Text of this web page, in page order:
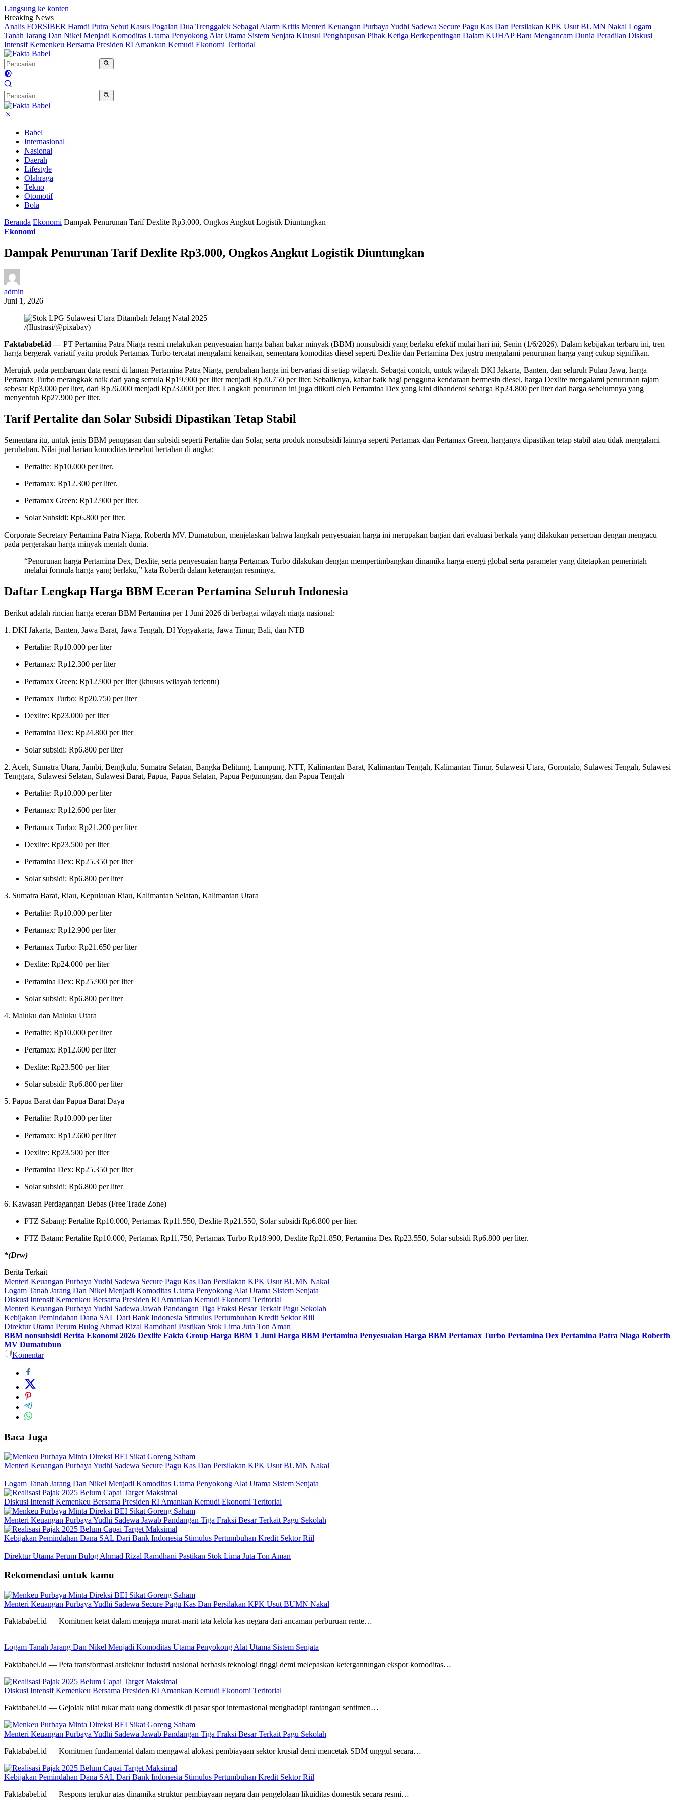
Langsung ke konten
Breaking News
Analis FORSIBER Hamdi Putra Sebut Kasus Pogalan Dua Trenggalek Sebagai Alarm Kritis Menteri Keuangan Purbaya Yudhi Sadewa Secure Pagu Kas Dan Persilakan KPK Usut BUMN Nakal Logam
Tanah Jarang Dan Nikel Menjadi Komoditas Utama Penyokong Alat Utama Sistem Senjata Klausul Penghapusan Pihak Ketiga Berkepentingan Dalam KUHAP Baru Mengancam Dunia Peradilan Diskusi
Intensif Kemenkeu Bersama Presiden RI Amankan Kemudi Ekonomi Teritorial
Babel
Internasional
Nasional
Daerah
Lifestyle
Olahraga
Tekno
Otomotif
Bola
Beranda Ekonomi Dampak Penurunan Tarif Dexlite Rp3.000, Ongkos Angkut Logistik Diuntungkan
Ekonomi
Dampak Penurunan Tarif Dexlite Rp3.000, Ongkos Angkut Logistik Diuntungkan
admin
Juni 1, 2026
/(Ilustrasi/@pixabay)
Faktababel.id —PT Pertamina Patra Niaga resmi melakukan penyesuaian harga bahan bakar minyak (BBM) nonsubsidi yang berlaku efektif mulai hari ini, Senin (1/6/2026). Dalam kebijakan terbaru ini, tren
harga bergerak variatif yaitu produk Pertamax Turbo tercatat mengalami kenaikan, sementara komoditas diesel seperti Dexlite dan Pertamina Dex justru mengalami penurunan harga yang cukup signifikan.
Merujuk pada pembaruan data resmi di laman Pertamina Patra Niaga, perubahan harga ini bervariasi di setiap wilayah. Sebagai contoh, untuk wilayah DKI Jakarta, Banten, dan seluruh Pulau Jawa, harga
Pertamax Turbo merangkak naik dari yang semula Rp19.900 per liter menjadi Rp20.750 per liter. Sebaliknya, kabar baik bagi pengguna kendaraan bermesin diesel, harga Dexlite mengalami penurunan tajam
sebesar Rp3.000 per liter, dari Rp26.000 menjadi Rp23.000 per liter. Langkah penurunan ini juga diikuti oleh Pertamina Dex yang kini dibanderol seharga Rp24.800 per liter dari harga sebelumnya yang
menyentuh Rp27.900 per liter.
Tarif Pertalite dan Solar Subsidi Dipastikan Tetap Stabil
Sementara itu, untuk jenis BBM penugasan dan subsidi seperti Pertalite dan Solar, serta produk nonsubsidi lainnya seperti Pertamax dan Pertamax Green, harganya dipastikan tetap stabil atau tidak mengalami
perubahan. Nilai jual harian komoditas tersebut bertahan di angka:
Pertalite: Rp10.000 per liter.
Pertamax: Rp12.300 per liter.
Pertamax Green: Rp12.900 per liter.
Solar Subsidi: Rp6.800 per liter.
Corporate Secretary Pertamina Patra Niaga, Roberth MV. Dumatubun, menjelaskan bahwa langkah penyesuaian harga ini merupakan bagian dari evaluasi berkala yang dilakukan perseroan dengan mengacu
pada pergerakan harga minyak mentah dunia.
“Penurunan harga Pertamina Dex, Dexlite, serta penyesuaian harga Pertamax Turbo dilakukan dengan mempertimbangkan dinamika harga energi global serta parameter yang ditetapkan pemerintah
melalui formula harga yang berlaku,” kata Roberth dalam keterangan resminya.
Daftar Lengkap Harga BBM Eceran Pertamina Seluruh Indonesia
Berikut adalah rincian harga eceran BBM Pertamina per 1 Juni 2026 di berbagai wilayah niaga nasional:
1. DKI Jakarta, Banten, Jawa Barat, Jawa Tengah, DI Yogyakarta, Jawa Timur, Bali, dan NTB
Pertalite: Rp10.000 per liter
Pertamax: Rp12.300 per liter
Pertamax Green: Rp12.900 per liter (khusus wilayah tertentu)
Pertamax Turbo: Rp20.750 per liter
Dexlite: Rp23.000 per liter
Pertamina Dex: Rp24.800 per liter
Solar subsidi: Rp6.800 per liter
2. Aceh, Sumatra Utara, Jambi, Bengkulu, Sumatra Selatan, Bangka Belitung, Lampung, NTT, Kalimantan Barat, Kalimantan Tengah, Kalimantan Timur, Sulawesi Utara, Gorontalo, Sulawesi Tengah, Sulawesi
Tenggara, Sulawesi Selatan, Sulawesi Barat, Papua, Papua Selatan, Papua Pegunungan, dan Papua Tengah
Pertalite: Rp10.000 per liter
Pertamax: Rp12.600 per liter
Pertamax Turbo: Rp21.200 per liter
Dexlite: Rp23.500 per liter
Pertamina Dex: Rp25.350 per liter
Solar subsidi: Rp6.800 per liter
3. Sumatra Barat, Riau, Kepulauan Riau, Kalimantan Selatan, Kalimantan Utara
Pertalite: Rp10.000 per liter
Pertamax: Rp12.900 per liter
Pertamax Turbo: Rp21.650 per liter
Dexlite: Rp24.000 per liter
Pertamina Dex: Rp25.900 per liter
Solar subsidi: Rp6.800 per liter
4. Maluku dan Maluku Utara
Pertalite: Rp10.000 per liter
Pertamax: Rp12.600 per liter
Dexlite: Rp23.500 per liter
Solar subsidi: Rp6.800 per liter
5. Papua Barat dan Papua Barat Daya
Pertalite: Rp10.000 per liter
Pertamax: Rp12.600 per liter
Dexlite: Rp23.500 per liter
Pertamina Dex: Rp25.350 per liter
Solar subsidi: Rp6.800 per liter
6. Kawasan Perdagangan Bebas (Free Trade Zone)
FTZ Sabang: Pertalite Rp10.000, Pertamax Rp11.550, Dexlite Rp21.550, Solar subsidi Rp6.800 per liter.
FTZ Batam: Pertalite Rp10.000, Pertamax Rp11.750, Pertamax Turbo Rp18.900, Dexlite Rp21.850, Pertamina Dex Rp23.550, Solar subsidi Rp6.800 per liter.
*(Drw)
Berita Terkait
Menteri Keuangan Purbaya Yudhi Sadewa Secure Pagu Kas Dan Persilakan KPK Usut BUMN Nakal
Logam Tanah Jarang Dan Nikel Menjadi Komoditas Utama Penyokong Alat Utama Sistem Senjata
Diskusi Intensif Kemenkeu Bersama Presiden RI Amankan Kemudi Ekonomi Teritorial
Menteri Keuangan Purbaya Yudhi Sadewa Jawab Pandangan Tiga Fraksi Besar Terkait Pagu Sekolah
Kebijakan Pemindahan Dana SAL Dari Bank Indonesia Stimulus Pertumbuhan Kredit Sektor Riil
Direktur Utama Perum Bulog Ahmad Rizal Ramdhani Pastikan Stok Lima Juta Ton Aman
BBM nonsubsidi Berita Ekonomi 2026 Dexlite Fakta Group Harga BBM 1 Juni Harga BBM Pertamina Penyesuaian Harga BBM Pertamax Turbo Pertamina Dex Pertamina Patra Niaga Roberth
MV Dumatubun
Komentar
Baca Juga
Menteri Keuangan Purbaya Yudhi Sadewa Secure Pagu Kas Dan Persilakan KPK Usut BUMN Nakal
Logam Tanah Jarang Dan Nikel Menjadi Komoditas Utama Penyokong Alat Utama Sistem Senjata
Diskusi Intensif Kemenkeu Bersama Presiden RI Amankan Kemudi Ekonomi Teritorial
Menteri Keuangan Purbaya Yudhi Sadewa Jawab Pandangan Tiga Fraksi Besar Terkait Pagu Sekolah
Kebijakan Pemindahan Dana SAL Dari Bank Indonesia Stimulus Pertumbuhan Kredit Sektor Riil
Direktur Utama Perum Bulog Ahmad Rizal Ramdhani Pastikan Stok Lima Juta Ton Aman
Rekomendasi untuk kamu
Menteri Keuangan Purbaya Yudhi Sadewa Secure Pagu Kas Dan Persilakan KPK Usut BUMN Nakal
Faktababel.id — Komitmen ketat dalam menjaga murat-marit tata kelola kas negara dari ancaman perburuan rente…
Logam Tanah Jarang Dan Nikel Menjadi Komoditas Utama Penyokong Alat Utama Sistem Senjata
Faktababel.id — Peta transformasi arsitektur industri nasional berbasis teknologi tinggi demi melepaskan ketergantungan ekspor komoditas…
Diskusi Intensif Kemenkeu Bersama Presiden RI Amankan Kemudi Ekonomi Teritorial
Faktababel.id — Gejolak nilai tukar mata uang domestik di pasar spot internasional menghadapi tantangan sentimen…
Menteri Keuangan Purbaya Yudhi Sadewa Jawab Pandangan Tiga Fraksi Besar Terkait Pagu Sekolah
Faktababel.id — Komitmen fundamental dalam mengawal alokasi pembiayaan sektor krusial demi mencetak SDM unggul secara…
Kebijakan Pemindahan Dana SAL Dari Bank Indonesia Stimulus Pertumbuhan Kredit Sektor Riil
Faktababel.id — Respons terukur atas dinamika struktur pembiayaan negara dan pengelolaan likuiditas domestik secara resmi…